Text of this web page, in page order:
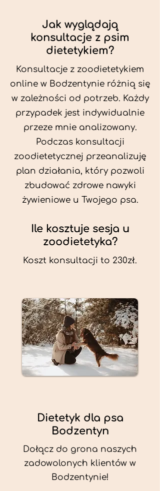
Jak wyglądają
konsultacje z psim
dietetykiem?
Konsultacje z zoodietetykiem
online w Bodzentynie różnią się
w zależności od potrzeb. Każdy
przypadek jest indywidualnie
przeze mnie analizowany.
Podczas konsultacji
zoodietetycznej przeanalizuję
plan działania, który pozwoli
zbudować zdrowe nawyki
żywieniowe u Twojego psa.
Ile kosztuje sesja u
zoodietetyka?
Koszt konsultacji to 230zł.
Dietetyk dla psa
Bodzentyn
Dołącz do grona naszych
zadowolonych klientów w
Bodzentynie!